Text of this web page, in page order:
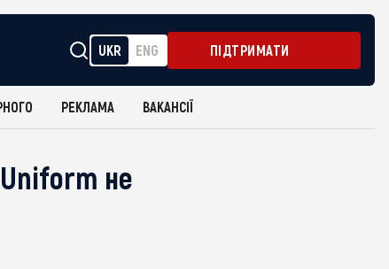
UKR ENG ПІДТРИМАТИ
РЕКЛАМА ВАКАНСІЇ
не